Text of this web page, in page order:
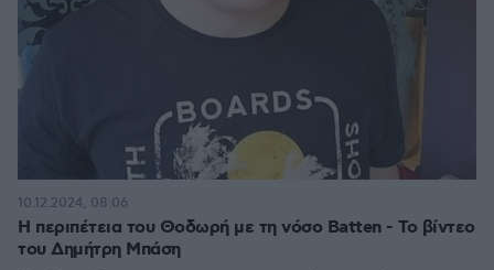
Η περιπέτεια του Θοδωρή με τη νόσο Batten - Το βίντεο
του Δημήτρη Μπάση
10.12.2024, 08:06